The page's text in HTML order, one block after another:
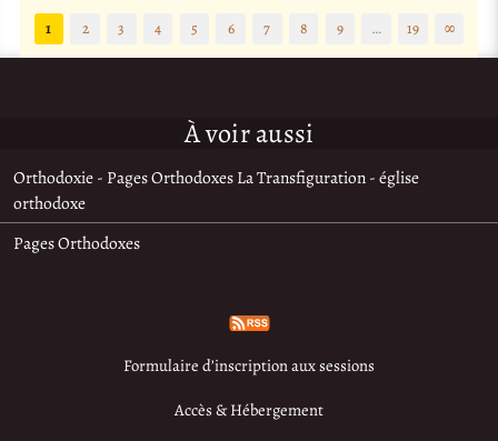
1
2 3 4 5 6 7 8 9 … 19 ∞
À voir aussi
Orthodoxie - Pages Orthodoxes La Transfiguration - église
orthodoxe
Pages Orthodoxes
Formulaire d’inscription aux sessions
Accès & Hébergement